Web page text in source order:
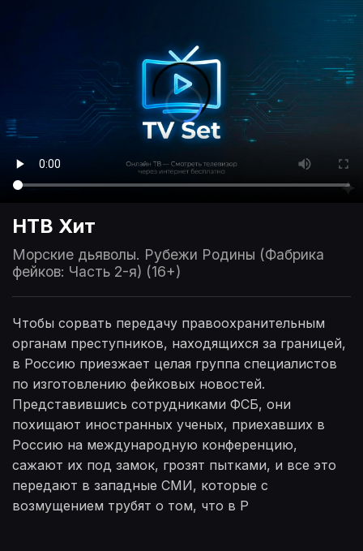
НТВ Хит
Морские дьяволы. Рубежи Родины (Фабрика
фейков: Часть 2-я) (16+)
Чтобы сорвать передачу правоохранительным
органам преступников, находящихся за границей,
в Россию приезжает целая группа специалистов
по изготовлению фейковых новостей.
Представившись сотрудниками ФСБ, они
похищают иностранных ученых, приехавших в
Россию на международную конференцию,
сажают их под замок, грозят пытками, и все это
передают в западные СМИ, которые с
возмущением трубят о том, что в Р